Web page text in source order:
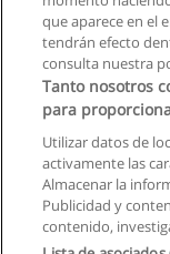
que aparece en el
tendrán efecto
consulta nuestra
Tanto nosotros
para
Utilizar datos de
activamente las
Almacenar la
Publicidad y
contenido,